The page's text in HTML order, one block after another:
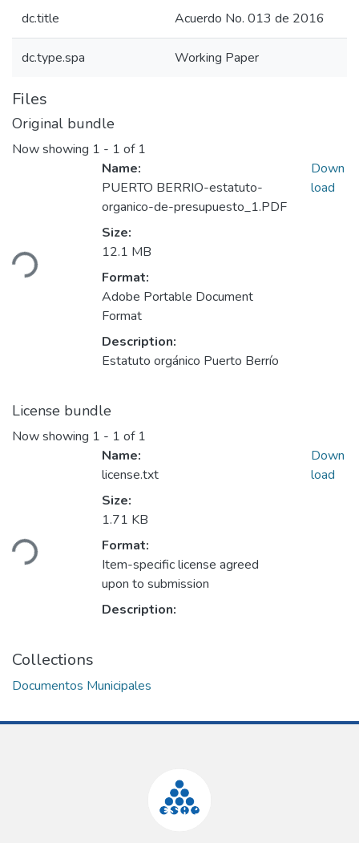
dc.title Acuerdo No. 013 de 2016
dc.type.spa Working Paper
Files
Original bundle
Now showing 1 - 1 of 1
Name:
PUERTO BERRIO-estatuto-
organico-de-presupuesto_1.PDF
Size:
12.1 MB
Format:
Adobe Portable Document
Format
Description:
Estatuto orgánico Puerto Berrío
Down
load
License bundle
Now showing 1 - 1 of 1
Name:
license.txt
Size:
1.71 KB
Format:
Item-specific license agreed
upon to submission
Description:
Down
load
Collections
Documentos Municipales